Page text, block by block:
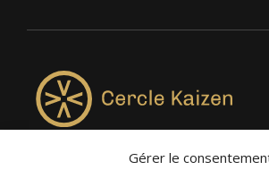
Gérer le
4957, rue Lionel-Groulx, bureau 819,